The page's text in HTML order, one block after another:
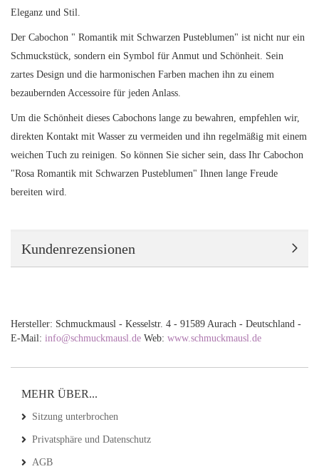
Eleganz und Stil.
Der Cabochon " Romantik mit Schwarzen Pusteblumen" ist nicht nur ein
Schmuckstück, sondern ein Symbol für Anmut und Schönheit. Sein
zartes Design und die harmonischen Farben machen ihn zu einem
bezaubernden Accessoire für jeden Anlass.
Um die Schönheit dieses Cabochons lange zu bewahren, empfehlen wir,
direkten Kontakt mit Wasser zu vermeiden und ihn regelmäßig mit einem
weichen Tuch zu reinigen. So können Sie sicher sein, dass Ihr Cabochon
"Rosa Romantik mit Schwarzen Pusteblumen" Ihnen lange Freude
bereiten wird.
Kundenrezensionen
Hersteller: Schmuckmausl - Kesselstr. 4 - 91589 Aurach - Deutschland -
E-Mail: info@schmuckmausl.de Web: www.schmuckmausl.de
MEHR ÜBER...
Sitzung unterbrochen
Privatsphäre und Datenschutz
AGB